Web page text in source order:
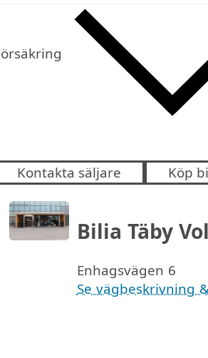
Kontakta säljare Köp
Bilia Täby
Enhagsvägen 6
Se vägbeskrivning